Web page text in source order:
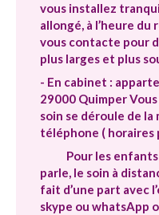
vous installez
allongé, à l’heure du
vous contacte pour
plus larges et plus
- En cabinet :
29000 Quimper
soin se déroule de la
téléphone (
Pour les enfants
parle, le soin à
fait d’une part avec
skype ou whatsApp